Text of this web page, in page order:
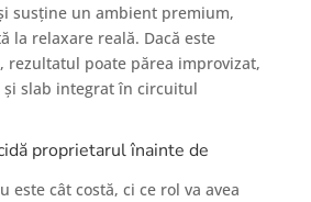
susține un ambient premium,
la relaxare reală. Dacă este
rezultatul poate părea improvizat,
slab integrat în circuitul
proprietarul înainte de
este cât costă, ci ce rol va avea